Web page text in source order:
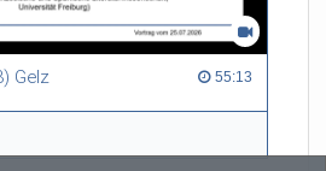
Gelz 55:13